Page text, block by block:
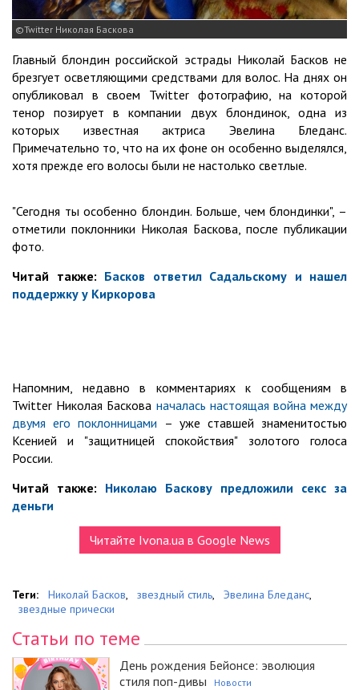
Twitter Николая Баскова
Главный блондин российской эстрады Николай Басков не
брезгует осветляющими средствами для волос. На днях он
опубликовал в своем Twitter фотографию, на которой
тенор позирует в компании двух блондинок, одна из
которых известная актриса Эвелина Бледанс.
Примечательно то, что на их фоне он особенно выделялся,
хотя прежде его волосы были не настолько светлые.
"Сегодня ты особенно блондин. Больше, чем блондинки", –
отметили поклонники Николая Баскова, после публикации
фото.
Читай также: Басков ответил Садальскому и нашел
поддержку у Киркорова
Напомним, недавно в комментариях к сообщениям в
Twitter Николая Баскова началась настоящая война между
двумя его поклонницами – уже ставшей знаменитостью
Ксенией и "защитницей спокойствия" золотого голоса
России.
Читай также: Николаю Баскову предложили секс за
деньги
Читайте Ivona.ua в Google News
Теги: Николай Басков звездный стиль Эвелина Бледанс
звездные прически
Статьи по теме
День рождения Бейонсе: эволюция
стиля поп-дивы
Новости